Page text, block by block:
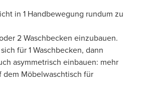
in 1 Handbewegung rundum zu
2 Waschbecken einzubauen.
für 1 Waschbecken, dann
asymmetrisch einbauen: mehr
dem Möbelwaschtisch für